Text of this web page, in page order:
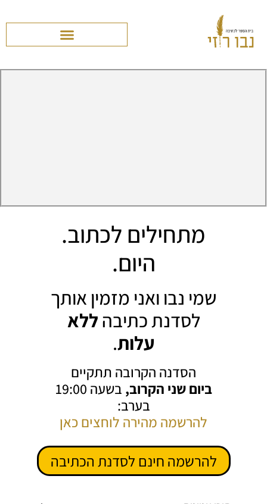
מתחילים לכתוב.
היום.
שמי נבו ואני מזמין אותך
לסדנת כתיבהללא
עלות.
הסדנה הקרובה תתקיים
ביום שני הקרוב,
בשעה 19:00
בערב:
להרשמה מהירה לוחצים כאן
להרשמה חינם לסדנת הכתיבה